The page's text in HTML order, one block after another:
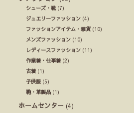
シューズ・靴(7)
ジュエリーファッション (4)
ファッションアイテム・雑貨 (10)
メンズファッション (10)
レディースファッション (11)
作業着・仕事着 (2)
古着 (1)
子供服 (5)
鞄・革製品 (1)
ホームセンター (4)